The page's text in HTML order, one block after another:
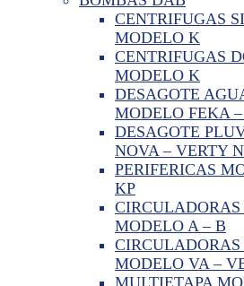
CENTRIFUGAS
MODELO K
CENTRIFUGAS
MODELO K
DESAGOTE
MODELO FEKA
DESAGOTE
NOVA – VERTY
PERIFERICAS
KP
MODELO A – B
MODELO VA –
MULTIETAPA